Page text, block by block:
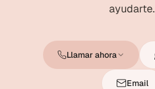
ayudarte.
Llamar ahora
Email